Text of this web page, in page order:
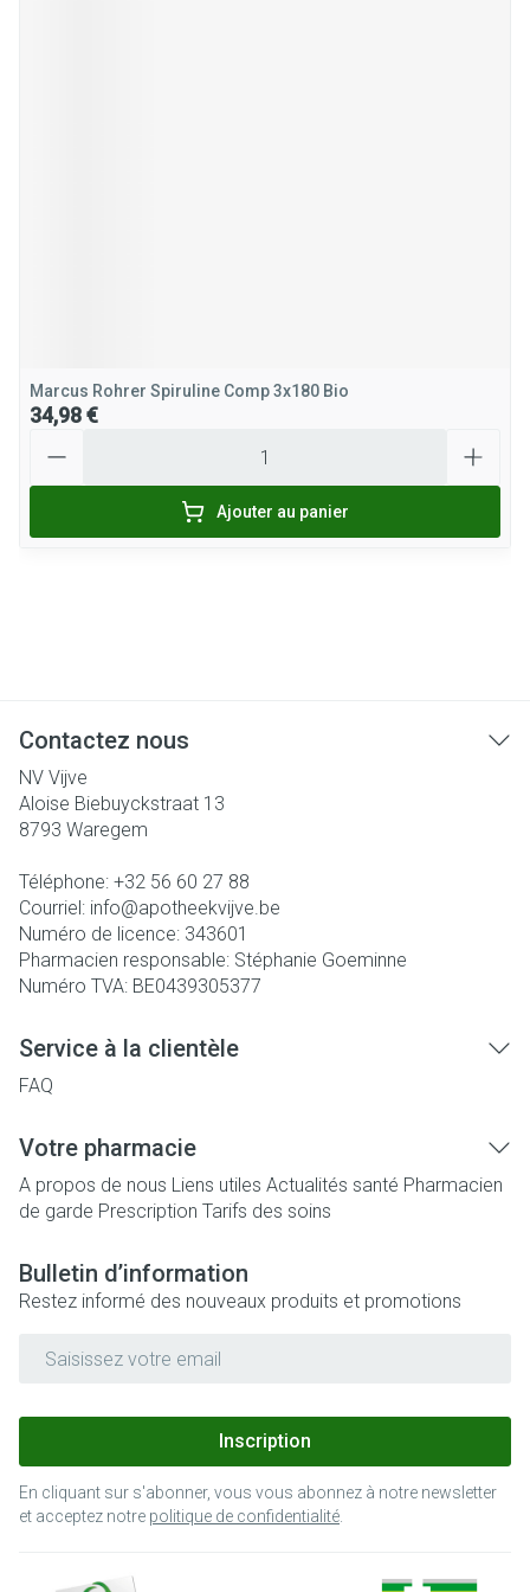
Marcus Rohrer Spiruline Comp 3x180 Bio
34,98 €
Ajouter au panier
Contactez nous
NV Vijve
Aloise Biebuyckstraat 13
8793 Waregem
Téléphone: +32 56 60 27 88
Courriel: info@apotheekvijve.be
Numéro de licence: 343601
Pharmacien responsable: Stéphanie Goeminne
Numéro TVA: BE0439305377
Service à la clientèle
FAQ
Votre pharmacie
A propos de nous Liens utiles Actualités santé Pharmacien
de garde Prescription Tarifs des soins
Bulletin d’information
Restez informé des nouveaux produits et promotions
Inscription
En cliquant sur s'abonner, vous vous abonnez à notre newsletter
et acceptez notre politique de confidentialité